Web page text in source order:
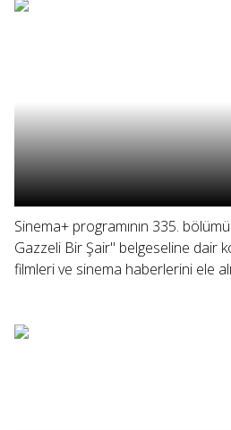
Sinema+ programının 335.
Gazzeli Bir Şair" belgeseline dair
filmleri ve sinema haberlerini ele